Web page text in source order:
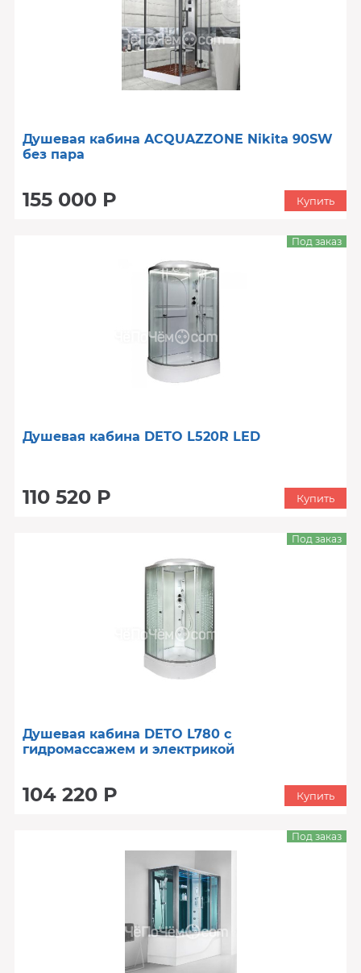
Душевая кабина ACQUAZZONE Nikita 90SW
без пара
155 000 Р Купить
Душевая кабина DETO L520R LED
110 520 Р
Под заказ
Купить
Душевая кабина DETO L780 с
гидромассажем и электрикой
104 220 Р
Под заказ
Купить
Под заказ